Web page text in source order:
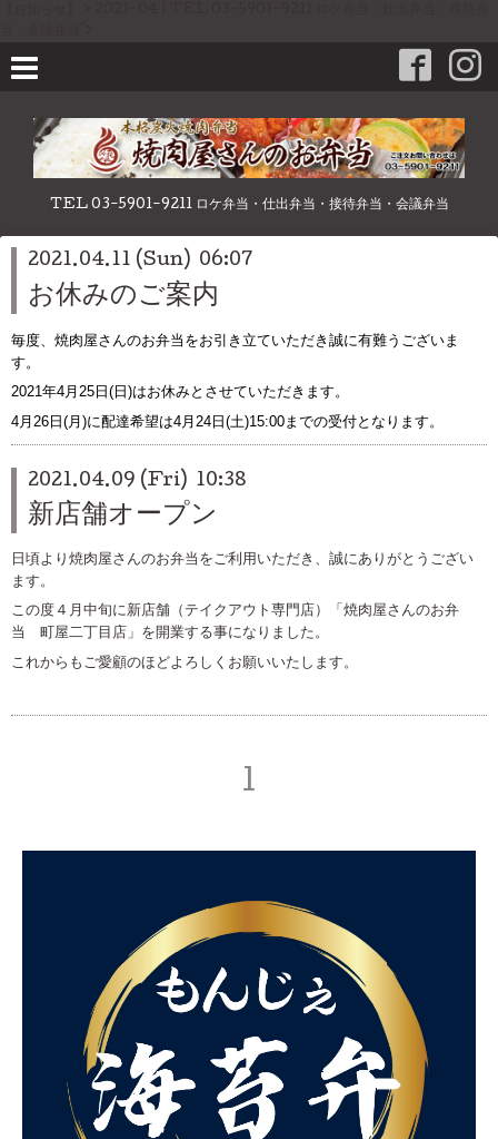
TEL 03-5901-9211 ロケ弁当・仕出弁当・接待弁当・会議弁当
2021.04.11 (Sun) 06:07
お休みのご案内
毎度、焼肉屋さんのお弁当をお引き立ていただき誠に有難うございま
す。
2021年4月25日(日)はお休みとさせていただきます。
4月26日(月)に配達希望は4月24日(土)15:00までの受付となります。
2021.04.09 (Fri) 10:38
新店舗オープン
日頃より焼肉屋さんのお弁当をご利用いただき、誠にありがとうござい
ます。
この度４月中旬に新店舗（テイクアウト専門店）「焼肉屋さんのお弁
当 町屋二丁目店」を開業する事になりました。
これからもご愛顧のほどよろしくお願いいたします。
1